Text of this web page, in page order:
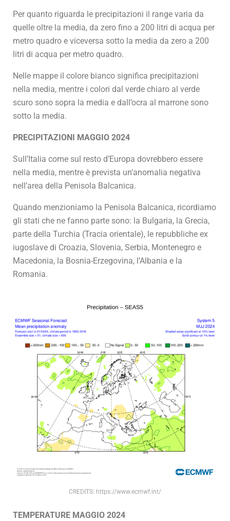
Per quanto riguarda le precipitazioni il range varia da
quelle oltre la media, da zero fino a 200 litri di acqua per
metro quadro e viceversa sotto la media da zero a 200
litri di acqua per metro quadro.
Nelle mappe il colore bianco significa precipitazioni
nella media, mentre i colori dal verde chiaro al verde
scuro sono sopra la media e dall’ocra al marrone sono
sotto la media.
PRECIPITAZIONI MAGGIO 2024
Sull’Italia come sul resto d’Europa dovrebbero essere
nella media, mentre è prevista un’anomalia negativa
nell’area della Penisola Balcanica.
Quando menzioniamo la Penisola Balcanica, ricordiamo
gli stati che ne fanno parte sono: la Bulgaria, la Grecia,
parte della Turchia (Tracia orientale), le repubbliche ex
iugoslave di Croazia, Slovenia, Serbia, Montenegro e
Macedonia, la Bosnia-Erzegovina, l’Albania e la
Romania.
CREDITS: https://www.ecmwf.int/
TEMPERATURE MAGGIO 2024